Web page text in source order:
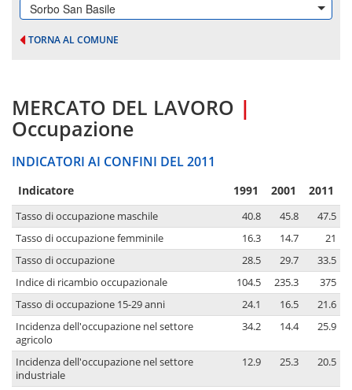
Sorbo San Basile
TORNA AL COMUNE
MERCATO DEL LAVORO |
Occupazione
INDICATORI AI CONFINI DEL 2011
Indicatore 1991 2001 2011
Tasso di occupazione maschile 40.8 45.8
47.5
Tasso di occupazione femminile
16.3 14.7
21
Tasso di occupazione
28.5 29.7
33.5
Indice di ricambio occupazionale
104.5 235.3
375
Tasso di occupazione 15-29 anni
24.1 16.5
21.6
Incidenza dell'occupazione nel settore
agricolo
34.2 14.4 25.9
Incidenza dell'occupazione nel settore
industriale
12.9 25.3 20.5